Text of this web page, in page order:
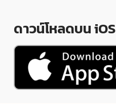
ดาวน์โหลดบน iOS